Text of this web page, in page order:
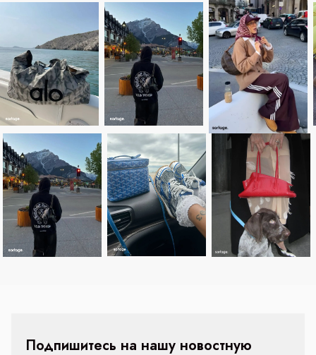
Подпишитесь на нашу новостную